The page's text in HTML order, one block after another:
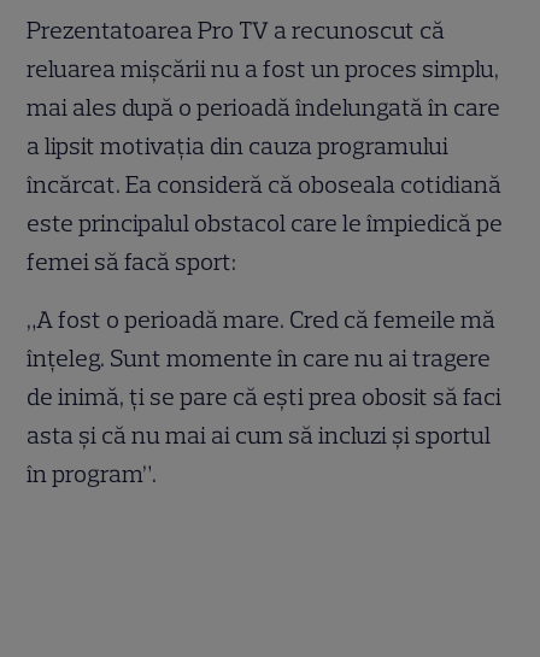
Prezentatoarea Pro TV a recunoscut că
reluarea mișcării nu a fost un proces simplu,
mai ales după o perioadă îndelungată în care
a lipsit motivația din cauza programului
încărcat. Ea consideră că oboseala cotidiană
este principalul obstacol care le împiedică pe
femei să facă sport:
„A fost o perioadă mare. Cred că femeile mă
înțeleg. Sunt momente în care nu ai tragere
de inimă, ți se pare că ești prea obosit să faci
asta și că nu mai ai cum să incluzi și sportul
în program”.